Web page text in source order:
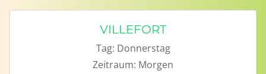
VILLEFORT
Tag: Donnerstag
Zeitraum: Morgen